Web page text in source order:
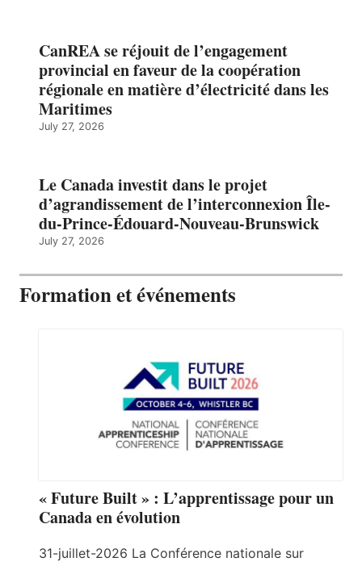
CanREA se réjouit de l’engagement
provincial en faveur de la coopération
régionale en matière d’électricité dans les
Maritimes
July 27, 2026
Le Canada investit dans le projet
d’agrandissement de l’interconnexion Île-
du-Prince-Édouard-Nouveau-Brunswick
July 27, 2026
Formation et événements
« Future Built » : L’apprentissage pour un
Canada en évolution
31-juillet-2026 La Conférence nationale sur